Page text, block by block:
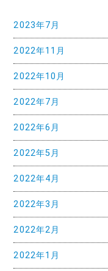
シ
ョ
ン
2023年7月
2022年11月
2022年10月
2022年7月
2022年6月
2022年5月
2022年4月
2022年3月
2022年2月
2022年1月